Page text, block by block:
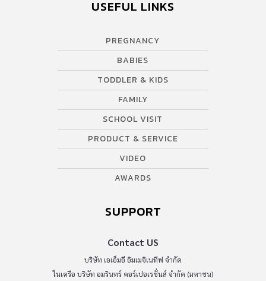
USEFUL LINKS
PREGNANCY
BABIES
TODDLER & KIDS
FAMILY
SCHOOL VISIT
PRODUCT & SERVICE
VIDEO
AWARDS
SUPPORT
Contact US
บริษัท เอเอ็มอี อิมเมจิเนทีฟ จำกัด
ในเครือ บริษัท อมรินทร์ คอร์เปอเรชั่นส์ จำกัด (มหาชน)